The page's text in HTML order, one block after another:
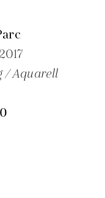
2017
/ Aquarell